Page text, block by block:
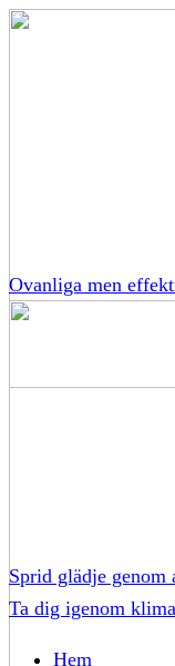
Ovanliga men
Sprid glädje
Ta dig igenom
Hem